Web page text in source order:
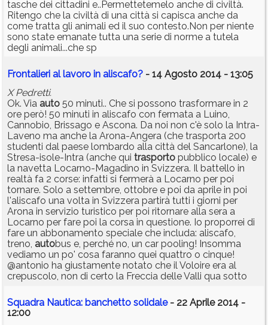
tasche dei cittadini e..Permettetemelo anche di civiltà.
Ritengo che la civiltà di una città si capisca anche da
come tratta gli animali ed il suo contesto.Non per niente
sono state emanate tutta una serie di norme a tutela
degli animali...che sp
Frontalieri al lavoro in aliscafo? - 14 Agosto 2014 - 13:05
X Pedretti.
Ok. Via auto 50 minuti.. Che si possono trasformare in 2
ore però! 50 minuti in aliscafo con fermata a Luino,
Cannobio, Brissago e Ascona. Da noi non c'è solo la Intra-
Laveno ma anche la Arona-Angera (che trasporta 200
studenti dal paese lombardo alla città del Sancarlone), la
Stresa-isole-Intra (anche qui trasporto pubblico locale) e
la navetta Locarno-Magadino in Svizzera. Il battello in
realtà fa 2 corse: infatti si fermerà a Locarno per poi
tornare. Solo a settembre, ottobre e poi da aprile in poi
l'aliscafo una volta in Svizzera partirà tutti i giorni per
Arona in servizio turistico per poi ritornare alla sera a
Locarno per fare poi la corsa in questione. Io proporrei di
fare un abbonamento speciale che includa: aliscafo,
treno, autobus e, perché no, un car pooling! Insomma
vediamo un po' cosa faranno quei quattro o cinque!
@antonio ha giustamente notato che il Voloire era al
crepuscolo, non di certo la Freccia delle Valli qua sotto
Squadra Nautica: banchetto solidale- 22 Aprile 2014 -
12:00